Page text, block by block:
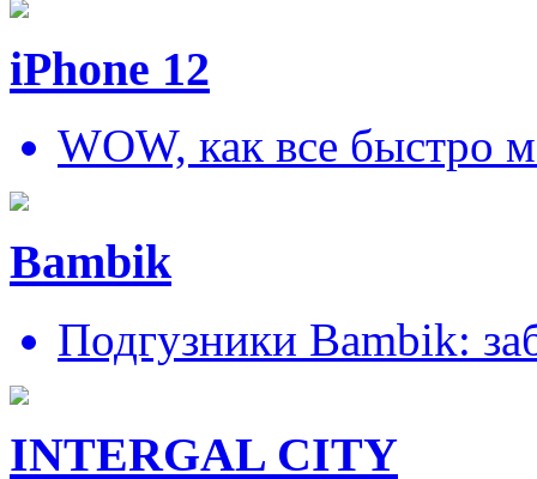
iPhone 12
WOW, как все быстро
Bambik
Подгузники Bambik:
INTERGAL CITY